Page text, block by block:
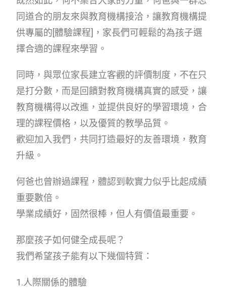
同道合的朋友來與教育機構接洽，讓教育機構提
供專屬的[體驗課程]，家長們可輕鬆的為孩子選
擇合適的課程來學習。
同時，與眾位家長建立客觀的評價制度，不在只
是打分數，而是回饋對教育機構真實的感受，讓
教育機構得以改進，並提供良好的學習環境，合
理的課程價格，以及優質的教學品質。
歡迎加入我們，共同打造最好的友善環境，教育
升級。
何爸也曾辦過課程，體認到軟實力似乎比起成績
重要數倍。
學業成績好，固然很棒，但人有價值最重要。
那麼孩子如何健全成長呢？
我們希望孩子能有以下幾個特質：
1.人際關係的體驗